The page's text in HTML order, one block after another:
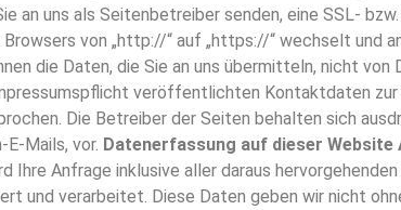
an uns als Seitenbetreiber senden, eine SSL-
von „http://“ auf „https://“ wechselt und
die Daten, die Sie an uns übermitteln, nicht von
veröffentlichten Kontaktdaten
Die Betreiber der Seiten behalten sich
Mails, vor. Datenerfassung auf dieser
Anfrage inklusive aller daraus
und verarbeitet. Diese Daten geben wir nicht